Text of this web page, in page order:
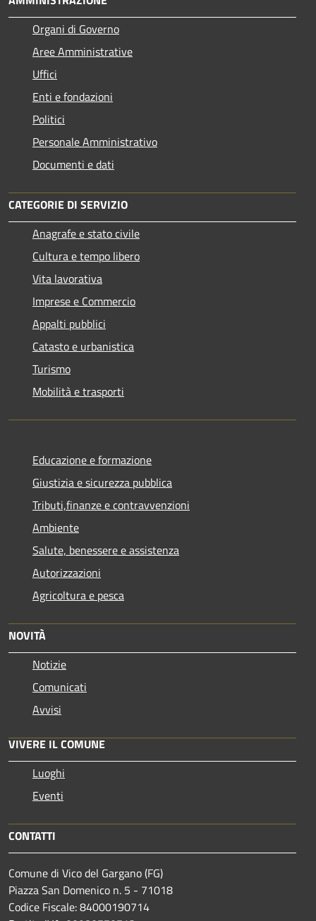
Organi di Governo
Aree Amministrative
Uffici
Enti e fondazioni
Politici
Personale Amministrativo
Documenti e dati
CATEGORIE DI SERVIZIO
Anagrafe e stato civile
Cultura e tempo libero
Vita lavorativa
Imprese e Commercio
Appalti pubblici
Catasto e urbanistica
Turismo
Mobilità e trasporti
Educazione e formazione
Giustizia e sicurezza pubblica
Tributi,finanze e contravvenzioni
Ambiente
Salute, benessere e assistenza
Autorizzazioni
Agricoltura e pesca
NOVITÀ
Notizie
Comunicati
Avvisi
VIVERE IL COMUNE
Luoghi
Eventi
CONTATTI
Comune di Vico del Gargano (FG)
Piazza San Domenico n. 5 - 71018
Codice Fiscale: 84000190714